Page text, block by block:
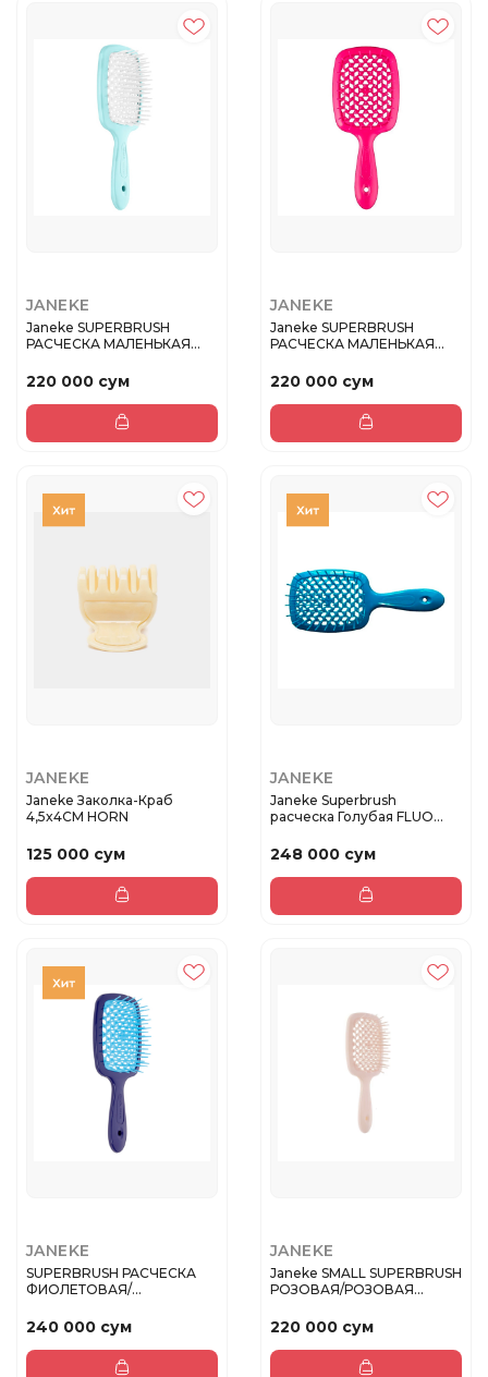
JANEKE
Janeke SUPERBRUSH
РАСЧЕСКА МАЛЕНЬКАЯ
220 000 сум
JANEKE
Janeke SUPERBRUSH
РАСЧЕСКА МАЛЕНЬКАЯ
220 000 сум
JANEKE
Janeke Заколка-Краб
4,5x4СМ HORN
125 000 сум
JANEKE
Janeke Superbrush
расческа Голубая FLUO
248 000 сум
JANEKE
SUPERBRUSH РАСЧЕСКА
ФИОЛЕТОВАЯ/
240 000 сум
JANEKE
Janeke SMALL SUPERBRUSH
РОЗОВАЯ/РОЗОВАЯ
220 000 сум